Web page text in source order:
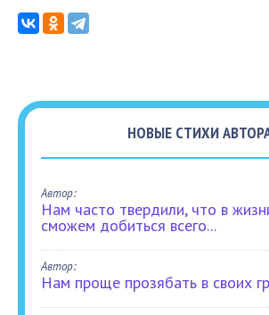
НОВЫЕ СТИХИ
Автор:
Нам часто твердили, что в
сможем добиться всего...
Автор:
Нам проще прозябать в своих